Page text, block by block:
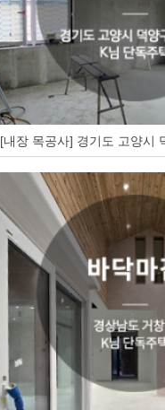
[내장 목공사] 경기도 고양시